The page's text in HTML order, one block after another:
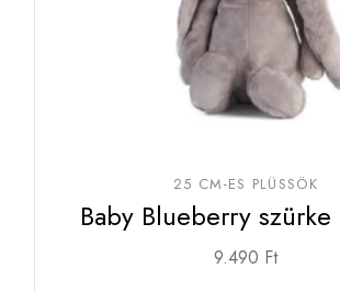
25 CM-ES PLÜSSÖK
Baby Blueberry szürke
9.490 Ft